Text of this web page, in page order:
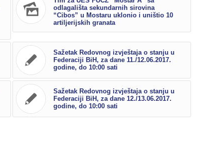
odlagališta sekundarnih sirovina
“Cibos” u Mostaru uklonio i uništio 10
artiljerijskih granata
Sažetak Redovnog izvještaja o stanju u
Federaciji BiH, za dane 11./12.06.2017.
godine, do 10:00 sati
Sažetak Redovnog izvještaja o stanju u
Federaciji BiH, za dane 12./13.06.2017.
godine, do 10:00 sati